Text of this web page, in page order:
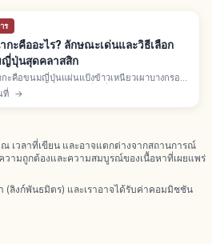
ร
กะคืออะไร? ลักษณะเด่นและวิธีเลือก
ปุ่นสุดคลาสสิก
ะคือขนมญี่ปุ่นแผ่นแป้งข้าวเหนียวเผาบางกรอบ
ไส้อังโกะ รูปทรงกลม สี่เหลี่ยม ดอกไม้หรือสัตว์
อังหรือโคชิอัง บางแห่งเสริมโมจิหรือไอศกรีม
ที่ →
เวลาที่เขียน และอาจแตกต่างจากสถานการณ์
วามถูกต้องและความสมบูรณ์ของเนื้อหาที่เผยแพร่
ลิงก์พันธมิตร) และเราอาจได้รับค่าคอมมิชชัน